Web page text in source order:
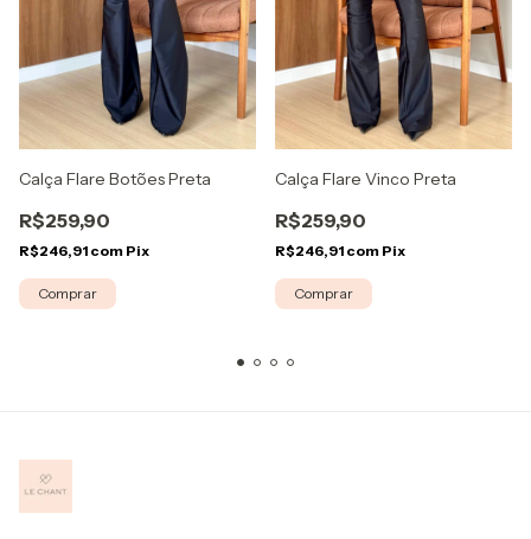
Calça Flare Botões Preta
R$259,90
R$246,91 com Pix
Comprar
Calça Flare Vinco Preta
R$259,90
R$246,91 com Pix
Comprar